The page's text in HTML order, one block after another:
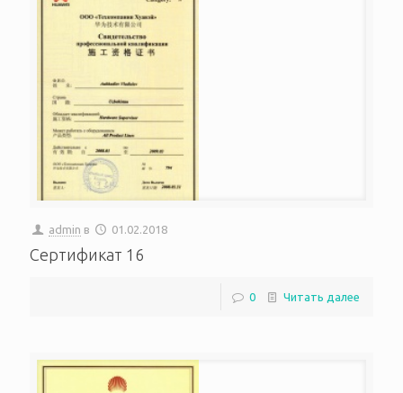
admin в 01.02.2018
Сертификат 16
0 Читать далее